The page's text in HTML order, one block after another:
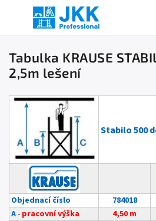
Tabulka KRAUSE
2,5m lešení
Stabilo 500
Objednací číslo 784018
A- pracovní výška 4,50 m